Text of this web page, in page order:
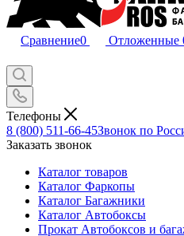
Сравнение0 Отложенные
Телефоны
8 (800) 511-66-45Звонок по
Заказать звонок
Каталог товаров
Каталог Фаркопы
Каталог Багажники
Каталог Автобоксы
Прокат Автобоксов и